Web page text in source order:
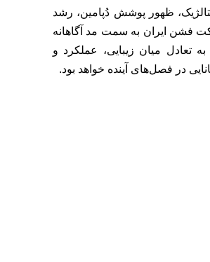
ظهور پوشش دُپامین، رشد
فشن ایران به سمت مد آگاهانه
تعادل میان زیبایی، عملکرد و
در فصل‌های آینده خواهد بود.